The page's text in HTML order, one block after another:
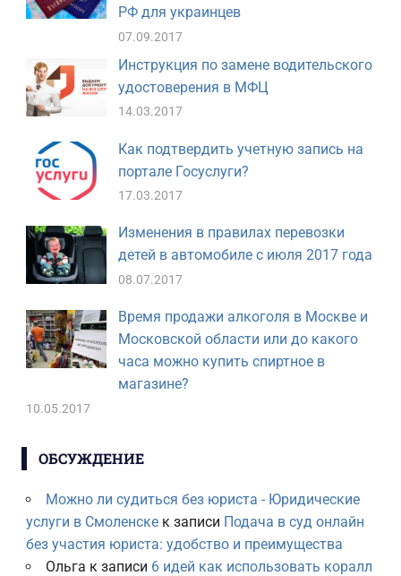
РФ для украинцев
07.09.2017
Инструкция по замене водительского
удостоверения в МФЦ
14.03.2017
Как подтвердить учетную запись на
портале Госуслуги?
17.03.2017
Изменения в правилах перевозки
детей в автомобиле с июля 2017 года
08.07.2017
Время продажи алкоголя в Москве и
Московской области или до какого
часа можно купить спиртное в
магазине?
10.05.2017
ОБСУЖДЕНИЕ
Можно ли судиться без юриста - Юридические
услуги в Смоленскек записи Подача в суд онлайн
без участия юриста: удобство и преимущества
Ольга к записи 6 идей как использовать коралл